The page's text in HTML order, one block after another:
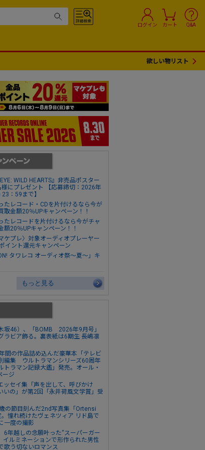
ログイン カート Q&A
欲しい物リスト
WILD HEARTS』非売品ポスター
様にプレゼント 【応募締切：2026年
：59まで】
たレコード・CDを片付けるなら今が
取金額20％UPキャンペーン！！
たレコードを片付けるなら今がチャ
額20％UPキャンペーン！！
ケプレ〉対象オーディオプレーヤー
イント還元キャンペーン
タワレコ オーディオ祭～夏～」キ
もっと見る
坂46）、「BOMB 2026年9月号」
ラビア飾る。裏表紙は6期生 長嶋凛
間の作品詰め込んだ豪華本「テレビ
編集 ウルトラマンシリーズ60周年
ラマン記録大鑑」発売。オール・
ージ
ッセイ集「声を出して、呼びかけ
いの」が第2回「永井荷風文学賞」受
の節目刻んだ2nd写真集「Ortensi
憧れ続けたヴェネツィア リド島で
一度の撮影
6年越しの念願叶った“スーパーガー
イルミネーションで形作られた男性
歌う切ないロマンス